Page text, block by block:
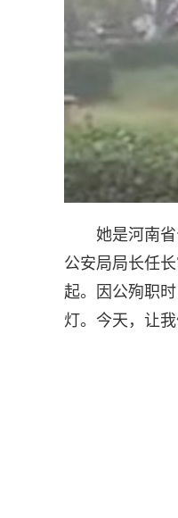
她是河南
公安局局长任
起。因公殉职
灯。今天，让